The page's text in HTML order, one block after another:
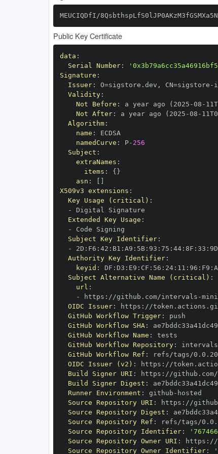
MEUCIQDfI/
Public Key Certificate
data :
Serial Number:
Signature :
Issuer: O=sigstore.dev , CN=sigstore -
Validity:
Not Before : a year ago (2025 -08 -
Not After: a year ago (2025 -08 -
Algorithm:
name :
namedCurve : P- 256
Subject :
extraNames :
items : { }
asn :
X509v3 extensions :
Key Usage (critical) :
-
Extended Key Usage :
-
Subject Key Identifier:
-
2D : F6 : 42 : B1 : A9 : 5B: 93 : 75 : 44: 8F : 33 : 9D
Authority Key Identifier:
keyid : DF : D3 : E9 : CF : 56 : 24: 11 : 96 : F9 :
Subject Alternative Name (critical) :
url :
-
https : //github.com/intervals -
OIDC Issuer: https :
GitHub Workflow Trigger:
GitHub Workflow SHA:
GitHub Workflow Name :
GitHub Workflow Repository: intervals
GitHub Workflow Ref :
OIDC Issuer (v2) : https :
Build Signer URI : https : //
Build Signer Digest :
Runner Environment : github -
Source Repository URI : https : //
Source Repository Digest :
Source Repository Ref :
Source Repository Identifier:
Source Repository Owner URI : https : //
Source Repository Owner Identifier: